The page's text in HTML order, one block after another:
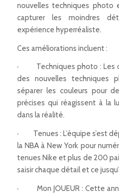
nouvelles techniques photo
capturer les moindres
expérience hyperréaliste.
Ces améliorations incluent :
· Techniques photo : Les
des nouvelles techniques
séparer les couleurs pour
précises qui réagissent à la
dans la réalité.
· Tenues : L’équipe s’est
la NBA à New York pour
tenues Nike et plus de 200
saisir chaque détail et ce
· Mon JOUEUR : Cette